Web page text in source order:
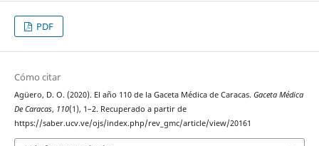
PDF
Cómo citar
Agüero, D. O. (2020). El año 110 de la Gaceta Médica de Caracas. Gaceta Médica
De Caracas, 110(1), 1–2. Recuperado a partir de
https://saber.ucv.ve/ojs/index.php/rev_gmc/article/view/20161